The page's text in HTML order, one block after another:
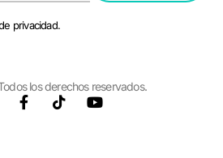
privacidad.
los derechos reservados.